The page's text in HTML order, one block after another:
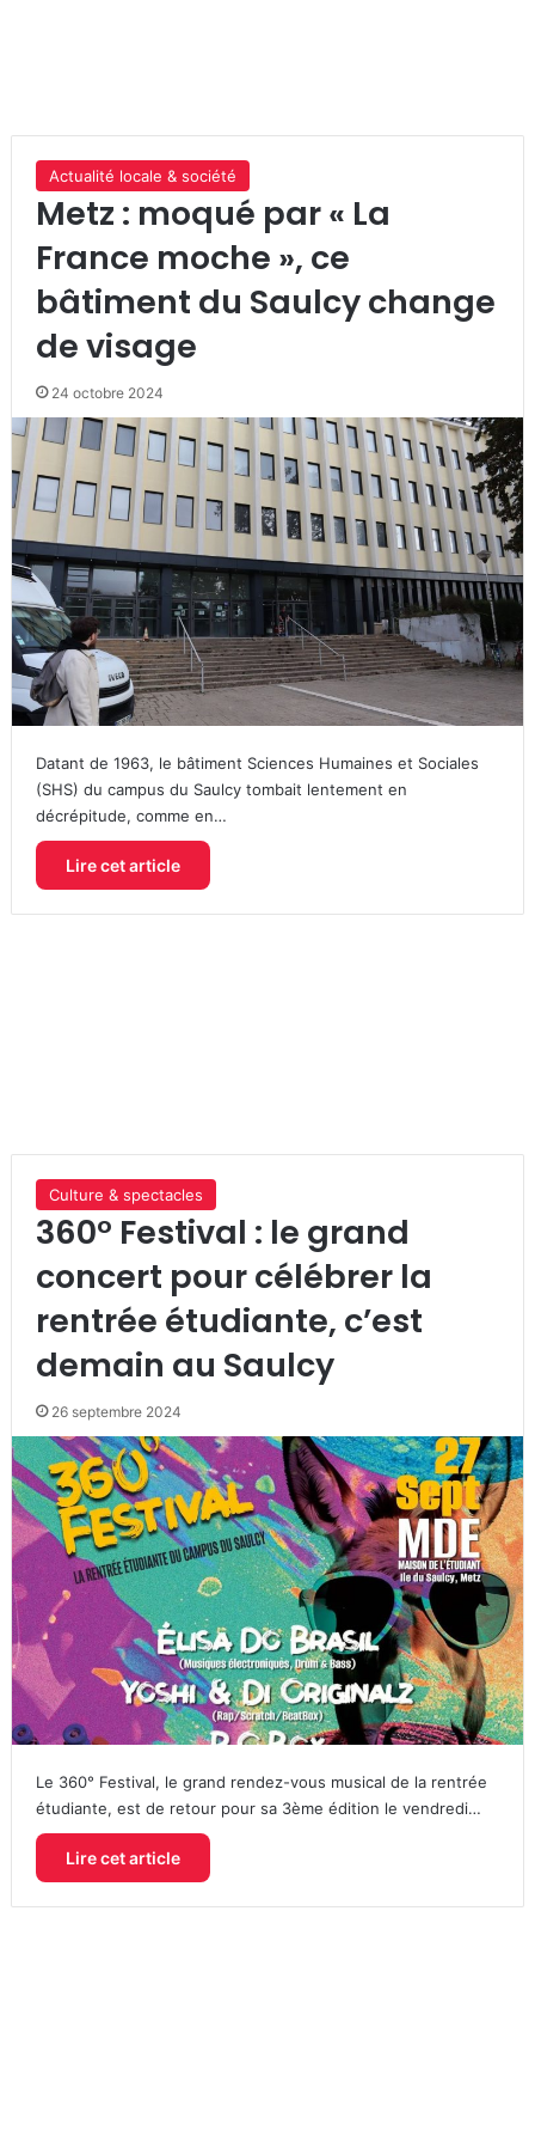
Actualité locale & société
Metz : moqué par « La
France moche », ce
bâtiment du Saulcy change
de visage
24 octobre 2024
Datant de 1963, le bâtiment Sciences Humaines et Sociales
(SHS) du campus du Saulcy tombait lentement en
décrépitude, comme en…
Lire cet article
Culture & spectacles
360° Festival : le grand
concert pour célébrer la
rentrée étudiante, c’est
demain au Saulcy
26 septembre 2024
Le 360° Festival, le grand rendez-vous musical de la rentrée
étudiante, est de retour pour sa 3ème édition le vendredi…
Lire cet article